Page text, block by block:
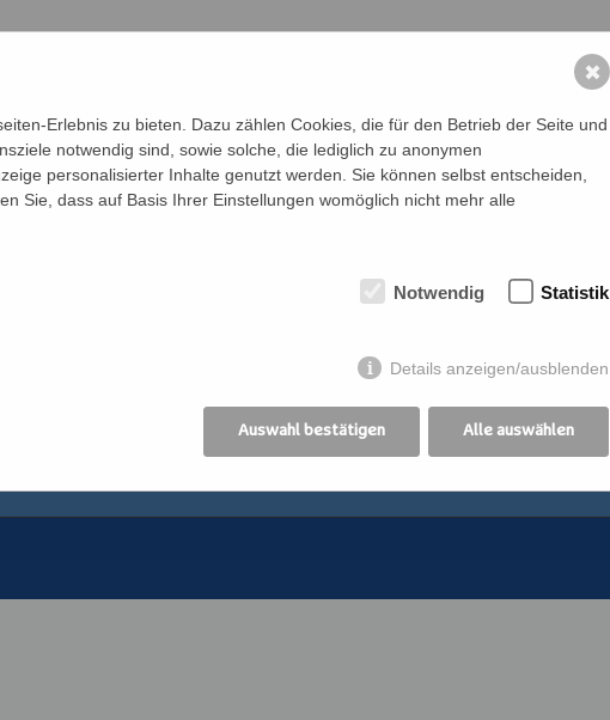
Partner
Erzdiözese Wien
Erlebnis zu bieten. Dazu zählen Cookies, die für den Betrieb der Seite und
notwendig sind, sowie solche, die lediglich zu anonymen
personalisierter Inhalte genutzt werden. Sie können selbst entscheiden,
Sie, dass auf Basis Ihrer Einstellungen womöglich nicht mehr alle
Notwendig Statistik
Details anzeigen/ausblenden
Auswahl bestätigen Alle auswählen
✖